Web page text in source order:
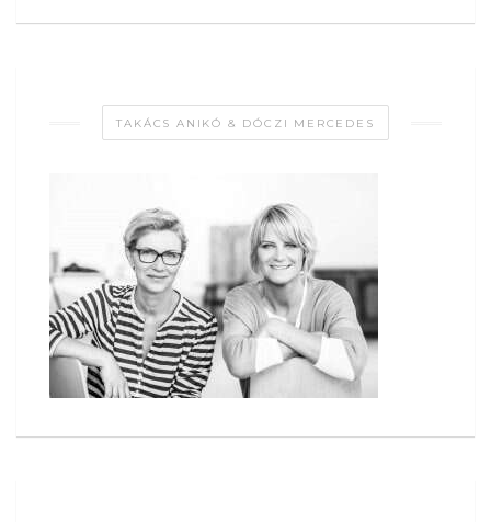
TAKÁCS ANIKÓ & DÓCZI MERCEDES